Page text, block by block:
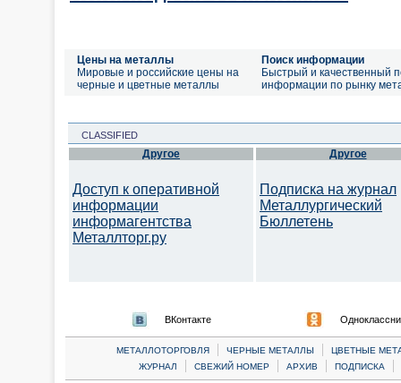
Цены на металлы
Мировые и российские цены на
черные и цветные металлы
Поиск информации
Быстрый и качественный
информации по рынку
CLASSIFIED
Другое
Доступ к оперативной
информации
информагентства
Металлторг.ру
Другое
Подписка на журнал
Металлургический
Бюллетень
ВКонтакте
МЕТАЛЛОТОРГОВЛЯ | ЧЕРНЫЕ МЕТАЛЛЫ |
ЦВЕТНЫЕ
ЖУРНАЛ
| СВЕЖИЙ НОМЕР | АРХИВ | ПОДПИСКА |